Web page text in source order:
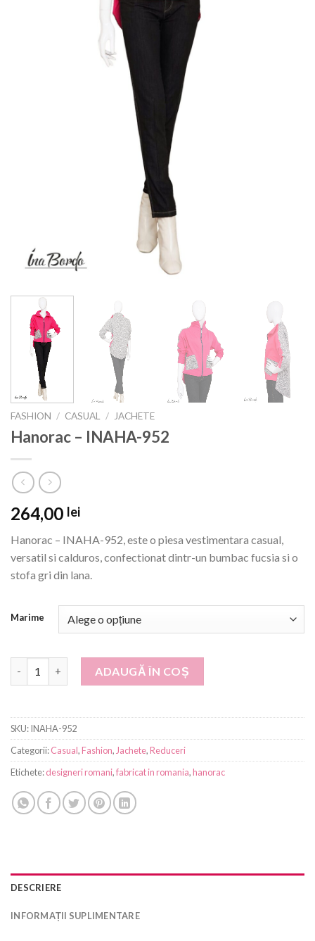
FASHION / CASUAL / JACHETE
Hanorac – INAHA-952
264,00 lei
Hanorac – INAHA-952, este o piesa vestimentara casual,
versatil si calduros, confectionat dintr-un bumbac fucsia si o
stofa gri din lana.
Marime
Cantitate Hanorac - INAHA-952
ADAUGĂ ÎN COȘ
SKU:INAHA-952
Categorii:Casual,Fashion, Jachete,Reduceri
Etichete:designeri romani,fabricat in romania,hanorac
DESCRIERE
INFORMAȚII SUPLIMENTARE